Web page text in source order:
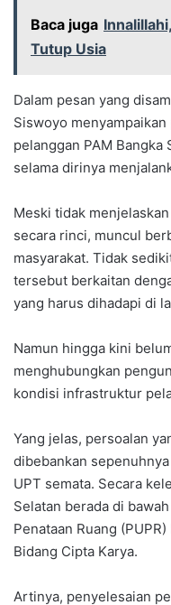
Baca juga
Tutup Usia
Dalam pesan yang
Siswoyo
pelanggan PAM Bangka
selama dirinya
Meski tidak
secara rinci, muncul
masyarakat. Tidak
tersebut berkaitan
yang harus dihadapi di
Namun hingga kini
menghubungkan
kondisi infrastruktur
Yang jelas, persoalan
dibebankan
UPT semata. Secara
Selatan berada di
Penataan Ruang
Bidang Cipta Karya.
Artinya, penyelesaian